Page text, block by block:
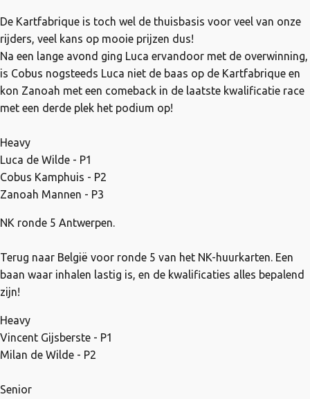
De Kartfabrique is toch wel de thuisbasis voor veel van onze
rijders, veel kans op mooie prijzen dus!
Na een lange avond ging Luca ervandoor met de overwinning,
is Cobus nogsteeds Luca niet de baas op de Kartfabrique en
kon Zanoah met een comeback in de laatste kwalificatie race
met een derde plek het podium op!
Heavy
Luca de Wilde - P1
Cobus Kamphuis - P2
Zanoah Mannen - P3
NK ronde 5 Antwerpen.
Terug naar België voor ronde 5 van het NK-huurkarten. Een
baan waar inhalen lastig is, en de kwalificaties alles bepalend
zijn!
Heavy
Vincent Gijsberste - P1
Milan de Wilde - P2
Senior